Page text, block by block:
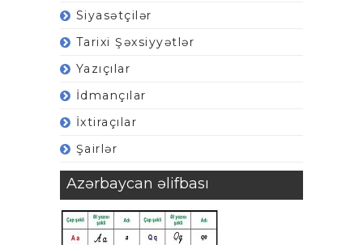
Siyasətçilər
Tarixi Şəxsiyyətlər
Yazıçılar
İdmançılar
İxtiraçılar
Şairlər
Azərbaycan əlifbası